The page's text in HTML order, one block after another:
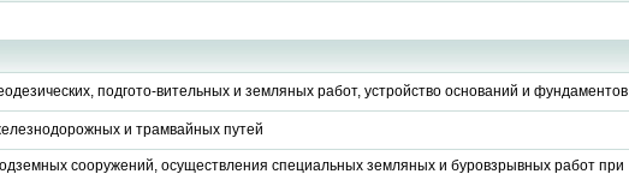
подгото-вительных и земляных работ, устройство оснований и фундаментов
и трамвайных путей
сооружений, осуществления специальных земляных и буровзрывных работ при